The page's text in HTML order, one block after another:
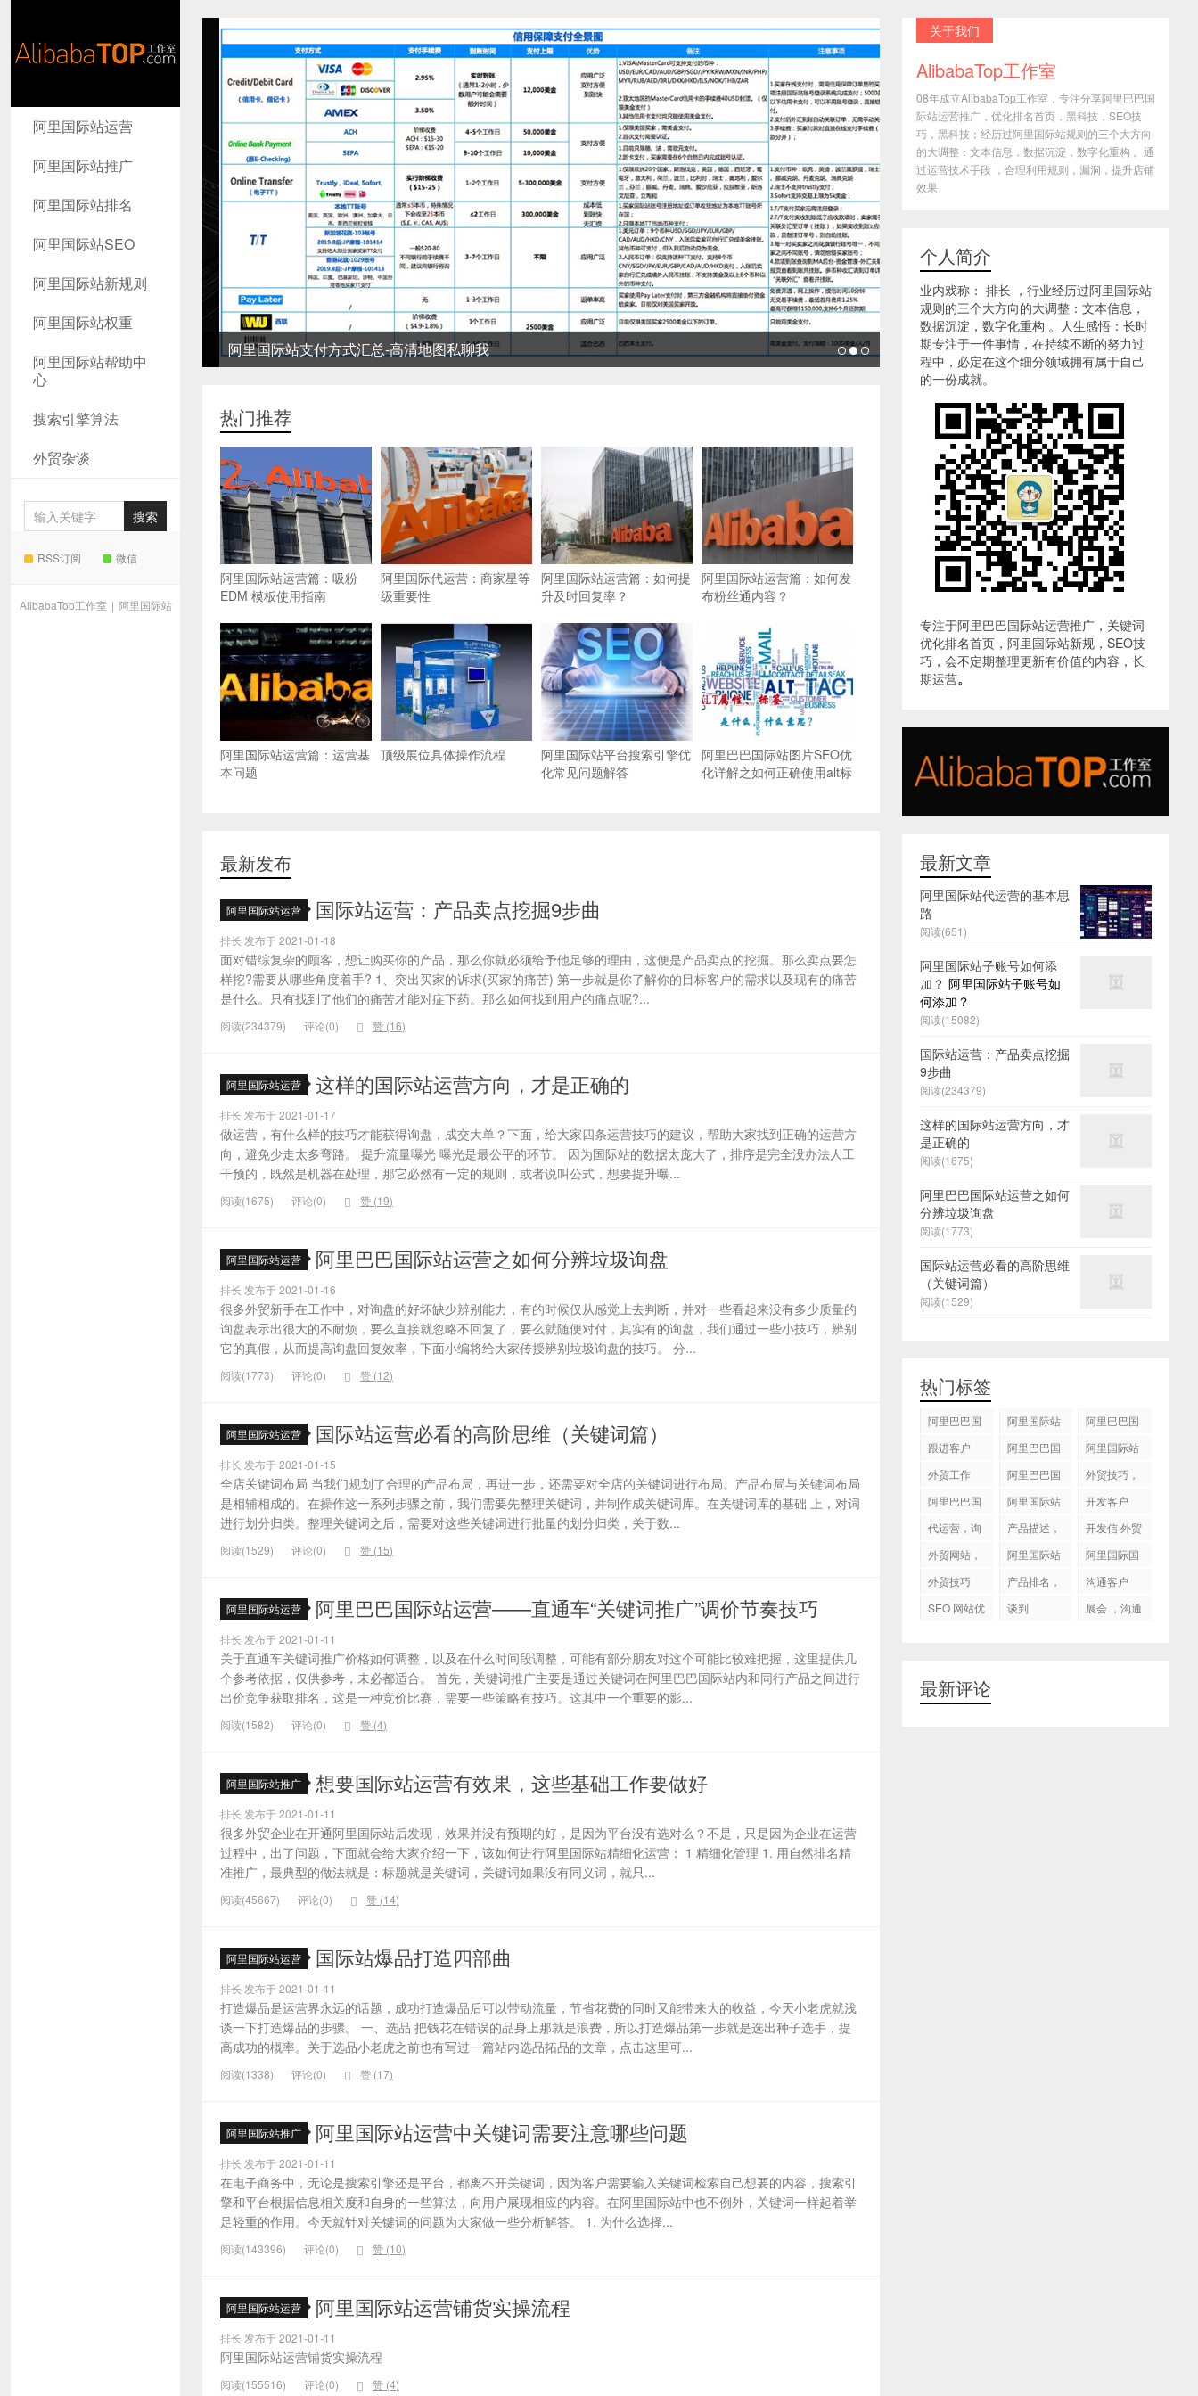
AlibabaTop
工作室
阿里国际站运营
阿里国际站推广
阿里国际站排名
阿里国际站SEO
阿里国际站新规则
阿里国际站权重
阿里国际站帮助中
心
搜索引擎算法
外贸杂谈
RSS订阅 微信
AlibabaTop工作室 | 阿里国际站
阿里国际站支付方式汇总-高清地图私聊我
热门推荐
阿里国际站运营篇：吸粉
EDM 模板使用指南
阿里国际代运营：商家星等
级重要性
阿里国际站运营篇：如何提
升及时回复率？
阿里国际站运营篇：如何发
布粉丝通内容？
阿里国际站运营篇：运营基
本问题
顶级展位具体操作流程
阿里国际站平台搜索引擎优
化常见问题解答
阿里巴巴国际站图片SEO优
化详解之如何正确使用alt标
最新发布
阿里国际站运营 国际站运营：产品卖点挖掘9步曲
排长 发布于 2021-01-18
面对错综复杂的顾客，想让购买你的产品，那么你就必须给予他足够的理由，这便是产品卖点的挖掘。那么卖点要怎
样挖?需要从哪些角度着手? 1、突出买家的诉求(买家的痛苦) 第一步就是你了解你的目标客户的需求以及现有的痛苦
是什么。只有找到了他们的痛苦才能对症下药。那么如何找到用户的痛点呢?...
阅读(234379) 评论(0) 赞 (16)
阿里国际站运营 这样的国际站运营方向，才是正确的
排长 发布于 2021-01-17
做运营，有什么样的技巧才能获得询盘，成交大单？下面，给大家四条运营技巧的建议，帮助大家找到正确的运营方
向，避免少走太多弯路。 提升流量曝光 曝光是最公平的环节。 因为国际站的数据太庞大了，排序是完全没办法人工
干预的，既然是机器在处理，那它必然有一定的规则，或者说叫公式，想要提升曝...
阅读(1675) 评论(0) 赞 (19)
阿里国际站运营 阿里巴巴国际站运营之如何分辨垃圾询盘
排长 发布于 2021-01-16
很多外贸新手在工作中，对询盘的好坏缺少辨别能力，有的时候仅从感觉上去判断，并对一些看起来没有多少质量的
询盘表示出很大的不耐烦，要么直接就忽略不回复了，要么就随便对付，其实有的询盘，我们通过一些小技巧，辨别
它的真假，从而提高询盘回复效率，下面小编将给大家传授辨别垃圾询盘的技巧。 分...
阅读(1773) 评论(0) 赞 (12)
阿里国际站运营 国际站运营必看的高阶思维（关键词篇）
排长 发布于 2021-01-15
全店关键词布局 当我们规划了合理的产品布局，再进一步，还需要对全店的关键词进行布局。产品布局与关键词布局
是相辅相成的。在操作这一系列步骤之前，我们需要先整理关键词，并制作成关键词库。在关键词库的基础 上，对词
进行划分归类。整理关键词之后，需要对这些关键词进行批量的划分归类，关于数...
阅读(1529) 评论(0) 赞 (15)
阿里国际站运营 阿里巴巴国际站运营——直通车“关键词推广”调价节奏技巧
排长 发布于 2021-01-11
关于直通车关键词推广价格如何调整，以及在什么时间段调整，可能有部分朋友对这个可能比较难把握，这里提供几
个参考依据，仅供参考，未必都适合。 首先，关键词推广主要是通过关键词在阿里巴巴国际站内和同行产品之间进行
出价竞争获取排名，这是一种竞价比赛，需要一些策略有技巧。这其中一个重要的影...
阅读(1582) 评论(0) 赞 (4)
阿里国际站推广 想要国际站运营有效果，这些基础工作要做好
排长 发布于 2021-01-11
很多外贸企业在开通阿里国际站后发现，效果并没有预期的好，是因为平台没有选对么？不是，只是因为企业在运营
过程中，出了问题，下面就会给大家介绍一下，该如何进行阿里国际站精细化运营： 1 精细化管理 1. 用自然排名精
准推广，最典型的做法就是：标题就是关键词，关键词如果没有同义词，就只...
阅读(45667) 评论(0) 赞 (14)
阿里国际站运营 国际站爆品打造四部曲
排长 发布于 2021-01-11
打造爆品是运营界永远的话题，成功打造爆品后可以带动流量，节省花费的同时又能带来大的收益，今天小老虎就浅
谈一下打造爆品的步骤。 一、选品 把钱花在错误的品身上那就是浪费，所以打造爆品第一步就是选出种子选手，提
高成功的概率。关于选品小老虎之前也有写过一篇站内选品拓品的文章，点击这里可...
阅读(1338) 评论(0) 赞 (17)
阿里国际站推广 阿里国际站运营中关键词需要注意哪些问题
排长 发布于 2021-01-11
在电子商务中，无论是搜索引擎还是平台，都离不开关键词，因为客户需要输入关键词检索自己想要的内容，搜索引
擎和平台根据信息相关度和自身的一些算法，向用户展现相应的内容。在阿里国际站中也不例外，关键词一样起着举
足轻重的作用。今天就针对关键词的问题为大家做一些分析解答。 1. 为什么选择...
阅读(143396) 评论(0) 赞 (10)
阿里国际站运营 阿里国际站运营铺货实操流程
排长 发布于 2021-01-11
阿里国际站运营铺货实操流程
阅读(155516) 评论(0) 赞 (4)
关于我们
AlibabaTop工作室
08年成立AlibabaTop工作室，专注分享阿里巴巴国
际站运营推广，优化排名首页，黑科技，SEO技
巧，黑科技；经历过阿里国际站规则的三个大方向
的大调整：文本信息，数据沉淀，数字化重构 。通
过运营技术手段 ，合理利用规则，漏洞，提升店铺
效果
个人简介
业内戏称： 排长 ，行业经历过阿里国际站
规则的三个大方向的大调整：文本信息，
数据沉淀，数字化重构 。人生感悟：长时
期专注于一件事情，在持续不断的努力过
程中，必定在这个细分领域拥有属于自己
的一份成就。
专注于阿里巴巴国际站运营推广，关键词
优化排名首页，阿里国际站新规，SEO技
巧，会不定期整理更新有价值的内容，长
期运营。
最新文章
阿里国际站代运营的基本思
路
阅读(651)
阿里国际站子账号如何添
加？ 阿里国际站子账号如
何添加？
阅读(15082)
国际站运营：产品卖点挖掘
9步曲
阅读(234379)
这样的国际站运营方向，才
是正确的
阅读(1675)
阿里巴巴国际站运营之如何
分辨垃圾询盘
阅读(1773)
国际站运营必看的高阶思维
（关键词篇）
阅读(1529)
热门标签
阿里巴巴国
阿里国际站
国际站托管
服务，阿里
服务
阿里巴巴国
跟进客户
阿里巴巴国
阿里国际站
外贸工作
阿里巴巴国
作
外贸技巧，
阿里巴巴国
化
阿里国际站
开发客户
代运营，询
产品描述，
开发信 外贸
外贸网站，
阿里国际站
阿里国际国
外贸技巧
产品排名，
沟通客户
SEO 网站优
谈判
展会 ，沟通
最新评论